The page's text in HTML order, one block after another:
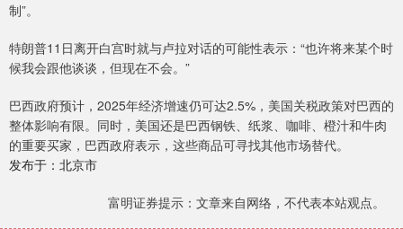
制”。
特朗普11日离开白宫时就与卢拉对话的可能性表示：“也许将来某个时
候我会跟他谈谈，但现在不会。”
巴西政府预计，2025年经济增速仍可达2.5%，美国关税政策对巴西的
整体影响有限。同时，美国还是巴西钢铁、纸浆、咖啡、橙汁和牛肉
的重要买家，巴西政府表示，这些商品可寻找其他市场替代。
发布于：北京市
富明证券提示：文章来自网络，不代表本站观点。